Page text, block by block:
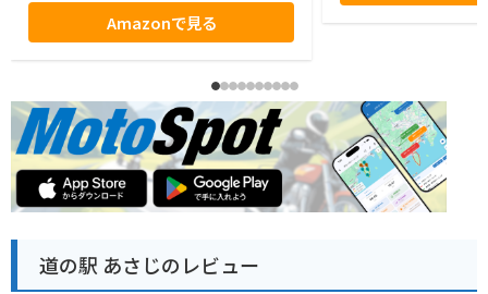
Amazonで見る
道の駅 あさじのレビュー